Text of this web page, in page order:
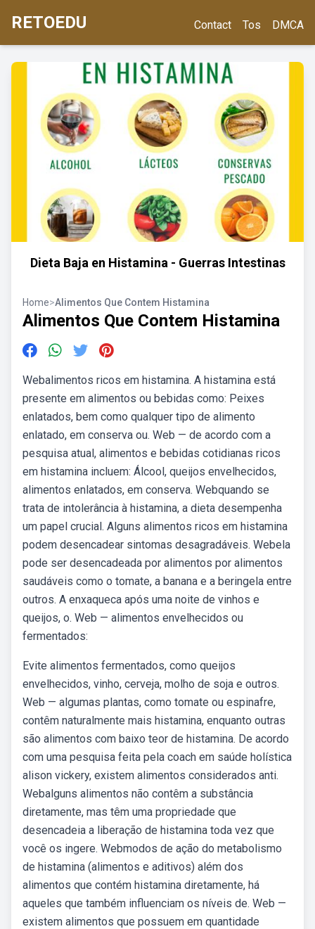
RETOEDU Contact Tos DMCA
Dieta Baja en Histamina - Guerras Intestinas
Home>Alimentos Que Contem Histamina
Alimentos Que Contem Histamina
Webalimentos ricos em histamina. A histamina está
presente em alimentos ou bebidas como: Peixes
enlatados, bem como qualquer tipo de alimento
enlatado, em conserva ou. Web — de acordo com a
pesquisa atual, alimentos e bebidas cotidianas ricos
em histamina incluem: Álcool, queijos envelhecidos,
alimentos enlatados, em conserva. Webquando se
trata de intolerância à histamina, a dieta desempenha
um papel crucial. Alguns alimentos ricos em histamina
podem desencadear sintomas desagradáveis. Webela
pode ser desencadeada por alimentos por alimentos
saudáveis como o tomate, a banana e a beringela entre
outros. A enxaqueca após uma noite de vinhos e
queijos, o. Web — alimentos envelhecidos ou
fermentados:
Evite alimentos fermentados, como queijos
envelhecidos, vinho, cerveja, molho de soja e outros.
Web — algumas plantas, como tomate ou espinafre,
contêm naturalmente mais histamina, enquanto outras
são alimentos com baixo teor de histamina. De acordo
com uma pesquisa feita pela coach em saúde holística
alison vickery, existem alimentos considerados anti.
Webalguns alimentos não contêm a substância
diretamente, mas têm uma propriedade que
desencadeia a liberação de histamina toda vez que
você os ingere. Webmodos de ação do metabolismo
de histamina (alimentos e aditivos) além dos
alimentos que contém histamina diretamente, há
aqueles que também influenciam os níveis de. Web —
existem alimentos que possuem em quantidade